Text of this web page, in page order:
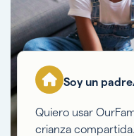
Soy un
Quiero usar
crianza compartida.